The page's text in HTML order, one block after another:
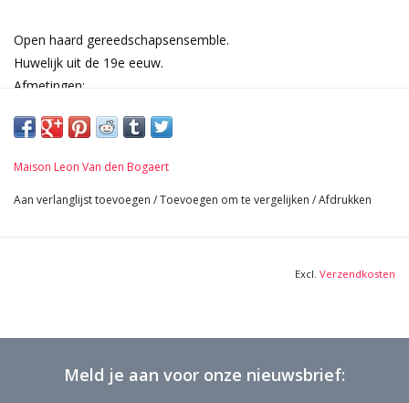
Open haard gereedschapsensemble.
Huwelijk uit de 19e eeuw.
Afmetingen:
12 cm Breedte 4,72 Inch
Maison Leon Van den Bogaert
Aan verlanglijst toevoegen /Toevoegen om te vergelijken /Afdrukken
Excl. Verzendkosten
Meld je aan voor onze nieuwsbrief: